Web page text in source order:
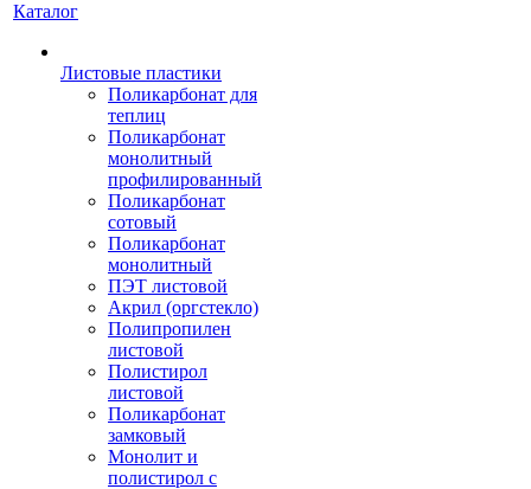
Каталог
Листовые пластики
Поликарбонат для
теплиц
Поликарбонат
монолитный
профилированный
Поликарбонат
сотовый
Поликарбонат
монолитный
ПЭТ листовой
Акрил (оргстекло)
Полипропилен
листовой
Полистирол
листовой
Поликарбонат
замковый
Монолит и
полистирол с